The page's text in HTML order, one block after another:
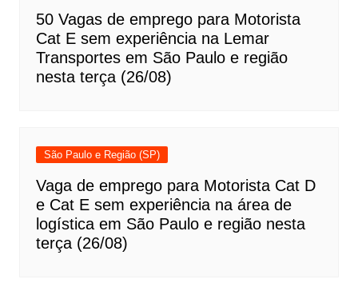
50 Vagas de emprego para Motorista
Cat E sem experiência na Lemar
Transportes em São Paulo e região
nesta terça (26/08)
São Paulo e Região (SP)
Vaga de emprego para Motorista Cat D
e Cat E sem experiência na área de
logística em São Paulo e região nesta
terça (26/08)